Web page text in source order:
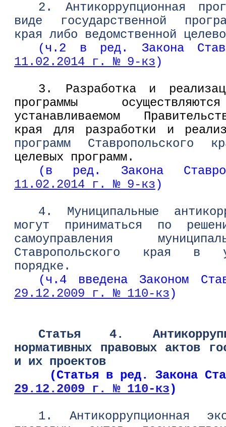
2. Антикоррупционная
виде государственной
края либо ведомственной
(ч.2 в ред. Закона
11.02.2014 г. № 9-кз )
3. Разработка и
программы
устанавливаемом
края для разработки и
программ Ставропольского
целевых программ.
(в ред. Закона
11.02.2014 г. № 9-кз )
4. Муниципальные
могут приниматься по
самоуправления
Ставропольского края в
порядке.
(ч.4 введена Законом
29.12.2009 г. № 110-кз )
Статья 4.
нормативных правовых актов
и их проектов
(Статья в ред. Закона
29.12.2009 г. № 110-кз)
1. Антикоррупционная